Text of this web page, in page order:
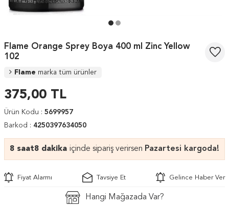
Flame Orange Sprey Boya 400 ml Zinc Yellow
102
Flame marka tüm ürünler
375,00 TL
Ürün Kodu : 5699957
Barkod : 4250397634050
8 saat8 dakika içinde sipariş verirsen Pazartesi kargoda!
Fiyat Alarmı Tavsiye Et Gelince Haber Ver
Hangi Mağazada Var?